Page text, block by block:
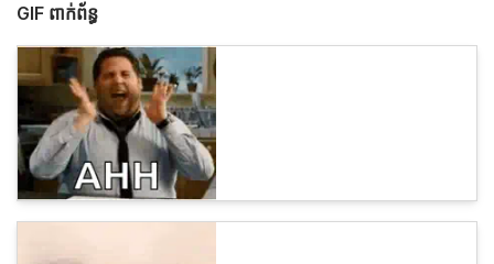
GIF ពាក់ព័ន្ធ